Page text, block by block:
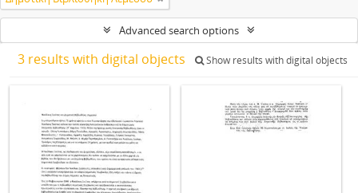
Advanced search options
3 results with digital objects Show results with digital objects